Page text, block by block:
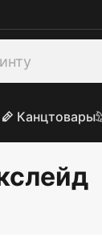
Канцтовары